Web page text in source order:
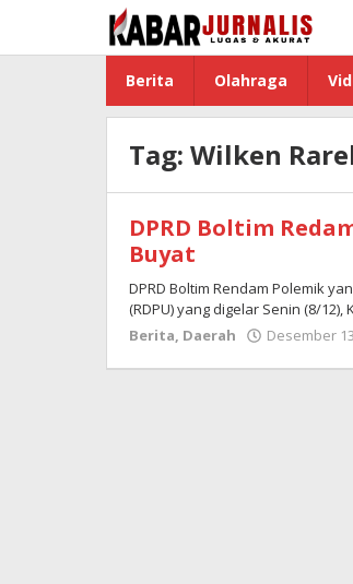
konten
Berita Olahraga
Tag: Wilken
DPRD Boltim
Buyat
DPRD Boltim Rendam Polemik
(RDPU) yang digelar Senin (8/12),
Berita, Daerah Desember